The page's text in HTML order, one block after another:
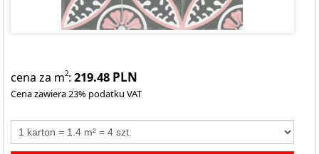
cena za m2:219.48 PLN
Cena zawiera 23% podatku VAT